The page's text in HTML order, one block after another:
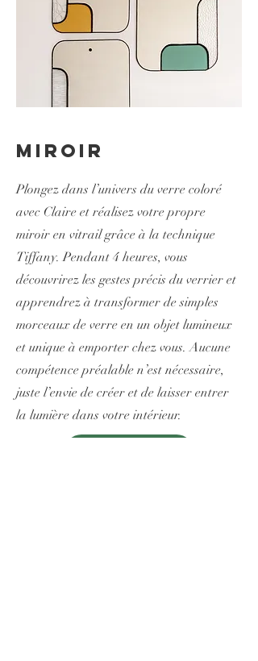
Miroir
Plongez dans l’univers du verre coloré
avec Claire et réalisez votre propre
miroir en vitrail grâce à la technique
Tiffany. Pendant 4 heures, vous
découvrirez les gestes précis du verrier et
apprendrez à transformer de simples
morceaux de verre en un objet lumineux
et unique à emporter chez vous. Aucune
compétence préalable n’est nécessaire,
juste l’envie de créer et de laisser entrer
la lumière dans votre intérieur.